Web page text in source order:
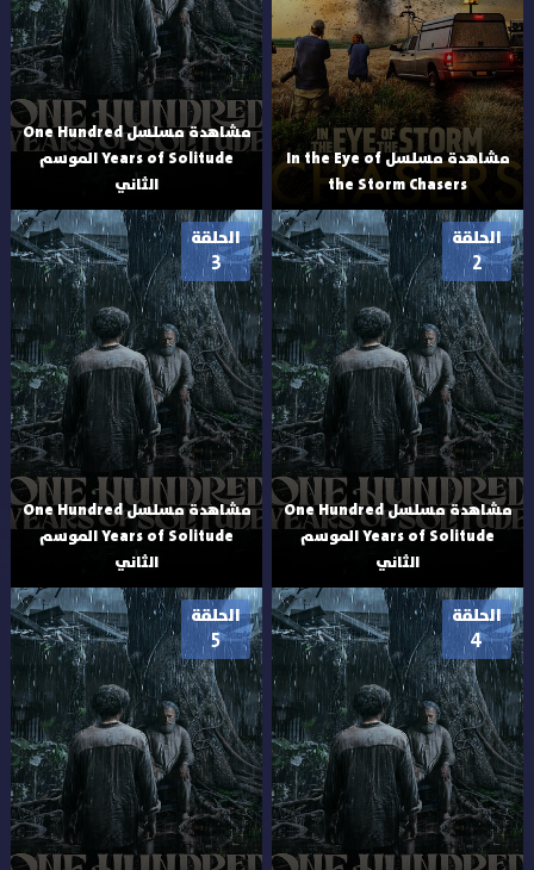
مشاهدة مسلسل In the Eye of
the Storm Chasers
مشاهدة مسلسل One Hundred
Years of Solitude الموسم
الثاني
الحلقة
2
مشاهدة مسلسل One Hundred
Years of Solitude الموسم
الثاني
الحلقة
3
مشاهدة مسلسل One Hundred
Years of Solitude الموسم
الثاني
الحلقة
4
الحلقة
5